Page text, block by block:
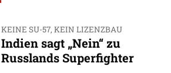
KEINE SU-57, KEIN LIZENZBAU
Indien sagt „Nein“ zu
Russlands Superfighter